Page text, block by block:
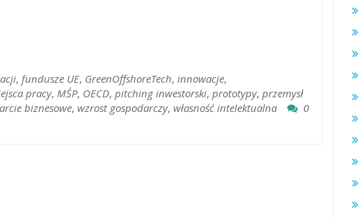
, fundusze UE, GreenOffshoreTech, innowacje,
pracy, MŚP, OECD, pitching inwestorski, prototypy, przemysł
biznesowe, wzrost gospodarczy, własność intelektualna
0